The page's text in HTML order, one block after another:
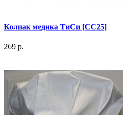
Колпак медика ТиСи [СС25]
269 р.